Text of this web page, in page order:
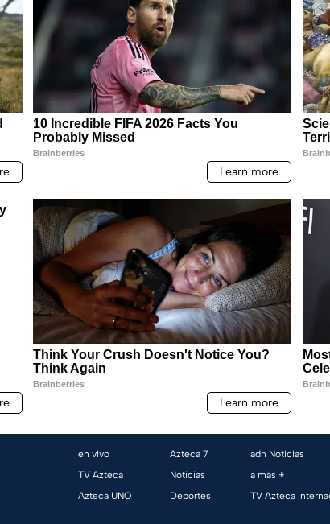
en vivo
TV Azteca
Azteca UNO
Azteca 7
Noticias
Deportes
adn Noticias
a más +
TV Azteca